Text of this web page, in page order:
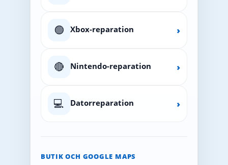
🟢 Xbox-reparation ›
🔴 Nintendo-reparation ›
💻 Datorreparation ›
BUTIK OCH GOOGLE MAPS